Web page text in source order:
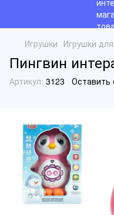
Игрушки Игрушки
Пингвин
Артикул: 3123 Оставить